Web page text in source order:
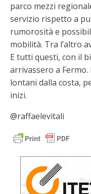
parco mezzi
servizio rispetto a
rumorosità e
mobilità. Tra l’altro
E tutti questi, con il
arrivassero a
lontani dalla costa,
inizi.
@raffaelevitali